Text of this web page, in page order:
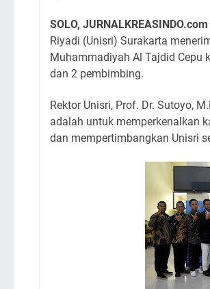
SOLO, JURNALKREASINDO.com
Riyadi (Unisri) Surakarta
Muhammadiyah Al Tajdid Cepu
dan 2 pembimbing.
Rektor Unisri, Prof. Dr. Sutoyo,
adalah untuk memperkenalkan
dan mempertimbangkan Unisri